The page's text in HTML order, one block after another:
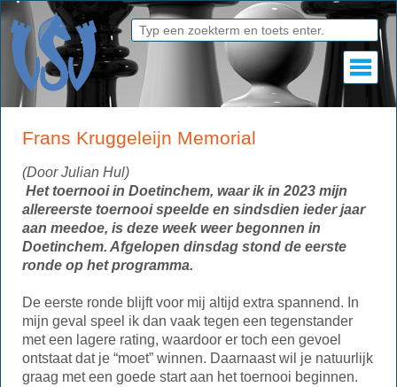
Frans Kruggeleijn Memorial
(Door Julian Hul)
Het toernooi in Doetinchem, waar ik in 2023 mijn
allereerste toernooi speelde en sindsdien ieder jaar
aan meedoe, is deze week weer begonnen in
Doetinchem. Afgelopen dinsdag stond de eerste
ronde op het programma.
De eerste ronde blijft voor mij altijd extra spannend. In
mijn geval speel ik dan vaak tegen een tegenstander
met een lagere rating, waardoor er toch een gevoel
ontstaat dat je “moet” winnen. Daarnaast wil je natuurlijk
graag met een goede start aan het toernooi beginnen.